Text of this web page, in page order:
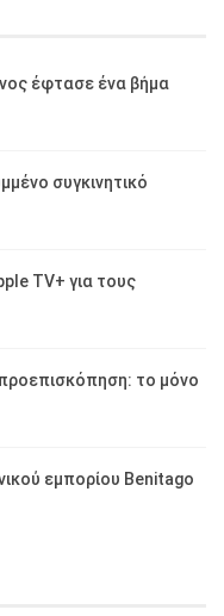
έφτασε ένα βήμα
συγκινητικό
TV+ για τους
το μόνο
εμπορίου Benitago